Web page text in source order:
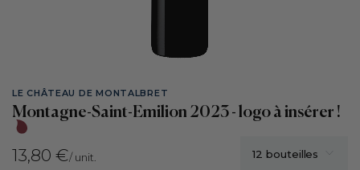
LE CHÂTEAU DE MONTALBRET
Montagne-Saint-Emilion 2023 - logo à insérer !
13,80 €/ unit.